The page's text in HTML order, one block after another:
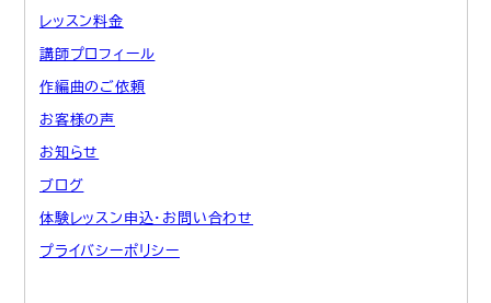
レッスン料金
講師プロフィール
作編曲のご依頼
お客様の声
お知らせ
ブログ
体験レッスン申込・お問い合わせ
プライバシーポリシー